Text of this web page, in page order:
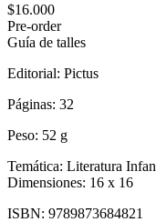
$16.000
Pre-order
Guía de talles
Editorial: Pictus
Páginas: 32
Peso: 52 g
Temática: Literatura
Dimensiones: 16 x 16
ISBN: 9789873684821